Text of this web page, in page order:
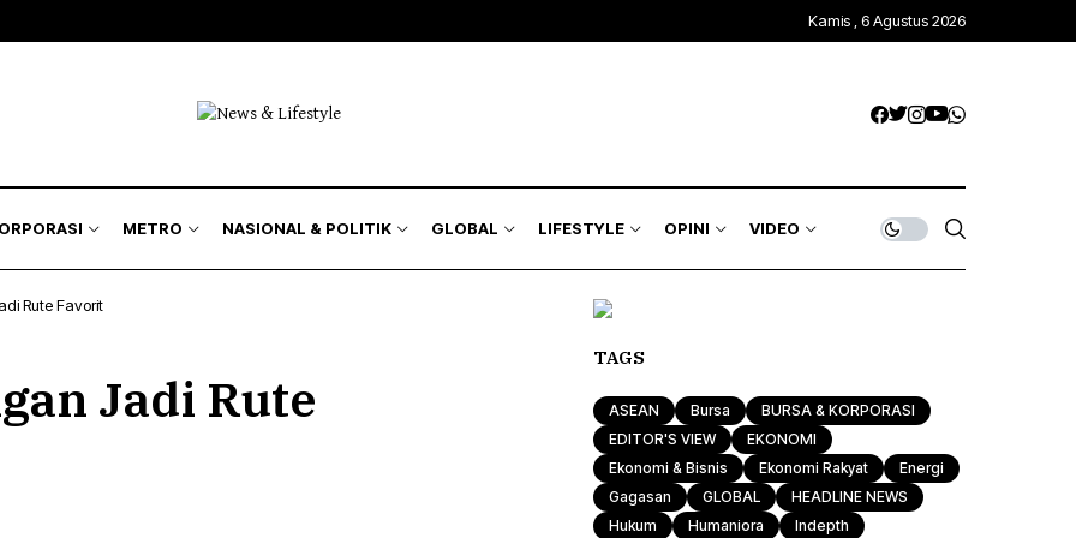
Kamis , 6 Agustus 2026
METRO NASIONAL & POLITIK GLOBAL LIFESTYLE OPINI VIDEO
Rute Favorit
Jadi Rute
TAGS
ASEAN Bursa
BURSA & KORPORASI
EDITOR'S VIEW
EKONOMI
Ekonomi & Bisnis
Ekonomi Rakyat
Energi
Gagasan
GLOBAL
HEADLINE NEWS
Hukum
Humaniora
Indepth